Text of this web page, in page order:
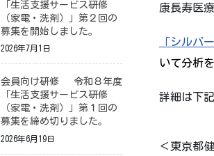
康長寿医
「シルバ
いて分析
詳細は下
＜東京都
「生活支援サービス研修
（家電・洗剤）」第２回の
募集を開始しました。
2026年7月1日
会員向け研修 令和８年度
「生活支援サービス研修
（家電・洗剤）」第１回の
募集を締め切りました。
2026年6月19日